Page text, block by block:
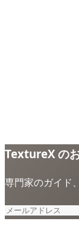
TextureX の
専門家のガイド